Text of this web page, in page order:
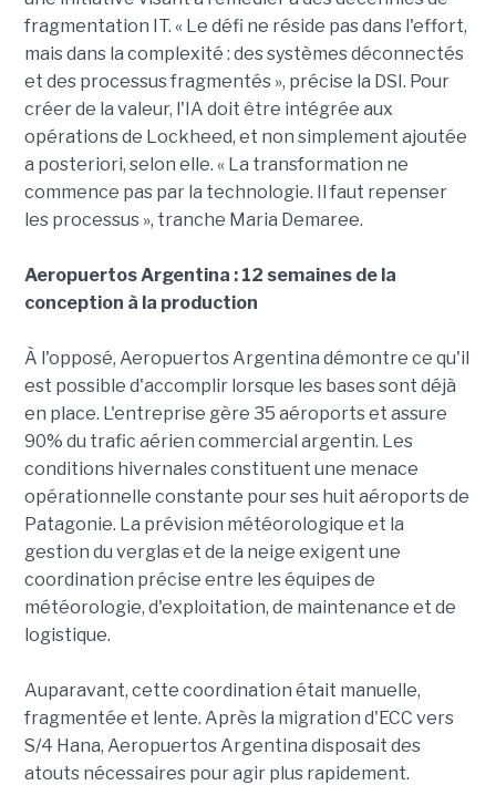
fragmentation IT. « Le défi ne réside pas dans l'effort,
mais dans la complexité : des systèmes déconnectés
et des processus fragmentés », précise la DSI. Pour
créer de la valeur, l'IA doit être intégrée aux
opérations de Lockheed, et non simplement ajoutée
a posteriori, selon elle. « La transformation ne
commence pas par la technologie. Il faut repenser
les processus », tranche Maria Demaree.
Aeropuertos Argentina : 12 semaines de la
conception à la production
À l'opposé, Aeropuertos Argentina démontre ce qu'il
est possible d'accomplir lorsque les bases sont déjà
en place. L'entreprise gère 35 aéroports et assure
90% du trafic aérien commercial argentin. Les
conditions hivernales constituent une menace
opérationnelle constante pour ses huit aéroports de
Patagonie. La prévision météorologique et la
gestion du verglas et de la neige exigent une
coordination précise entre les équipes de
météorologie, d'exploitation, de maintenance et de
logistique.
Auparavant, cette coordination était manuelle,
fragmentée et lente. Après la migration d'ECC vers
S/4 Hana, Aeropuertos Argentina disposait des
atouts nécessaires pour agir plus rapidement.